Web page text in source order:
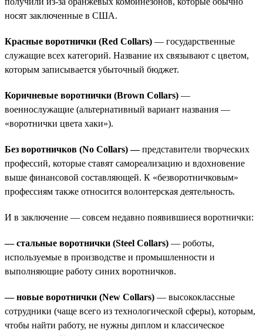
носят заключенные в США.
Красные воротнички (Red Collars) — государственные
служащие всех категорий. Название их связывают с цветом,
которым записывается убыточный бюджет.
Коричневые воротнички (Brown Collars) —
военнослужащие (альтернативный вариант названия —
«воротнички цвета хаки»).
Без воротничков (No Collars) —представители творческих
профессий, которые ставят самореализацию и вдохновение
выше финансовой составляющей. К «безворотничковым»
профессиям также относится волонтерская деятельность.
И в заключение — совсем недавно появившиеся воротнички:
— стальные воротнички (Steel Collars) — роботы,
используемые в производстве и промышленности и
выполняющие работу синих воротничков.
— новые воротнички (New Collars) — высококлассные
сотрудники (чаще всего из технологической сферы), которым,
чтобы найти работу, не нужны диплом и классическое